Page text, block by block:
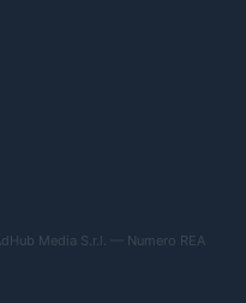
Media S.r.l. — Numero REA